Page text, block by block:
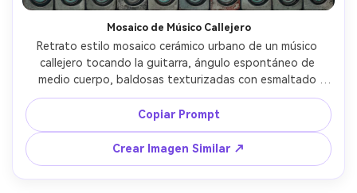
Mosaico de Músico Callejero
Retrato estilo mosaico cerámico urbano de un músico
callejero tocando la guitarra, ángulo espontáneo de
medio cuerpo, baldosas texturizadas con esmaltado
rugoso y grietas sutiles, base de carbón apagado con
acentos de azul neón, patrón de pared de ladrillos
representado en teselas, borde rítmico como ondas de
sonido, atmósfera emocional y profunda, bordes de
baldosas artesanales muy detallados, lente de 85mm,
profundidad de campo reducida, iluminación
Copiar Prompt
Crear Imagen Similar ↗